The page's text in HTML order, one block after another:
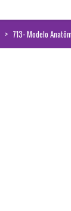
> 713- Modelo